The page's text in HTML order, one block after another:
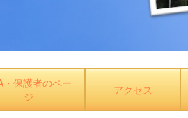
・保護者のペー
ジ
アクセス